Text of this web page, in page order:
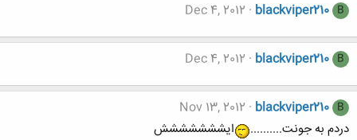
B
blackviper210
Dec 4, 2012
B
blackviper210
Dec 4, 2012
B
blackviper210
Nov 13, 2012
دردم به جونت..........
ایششششششش